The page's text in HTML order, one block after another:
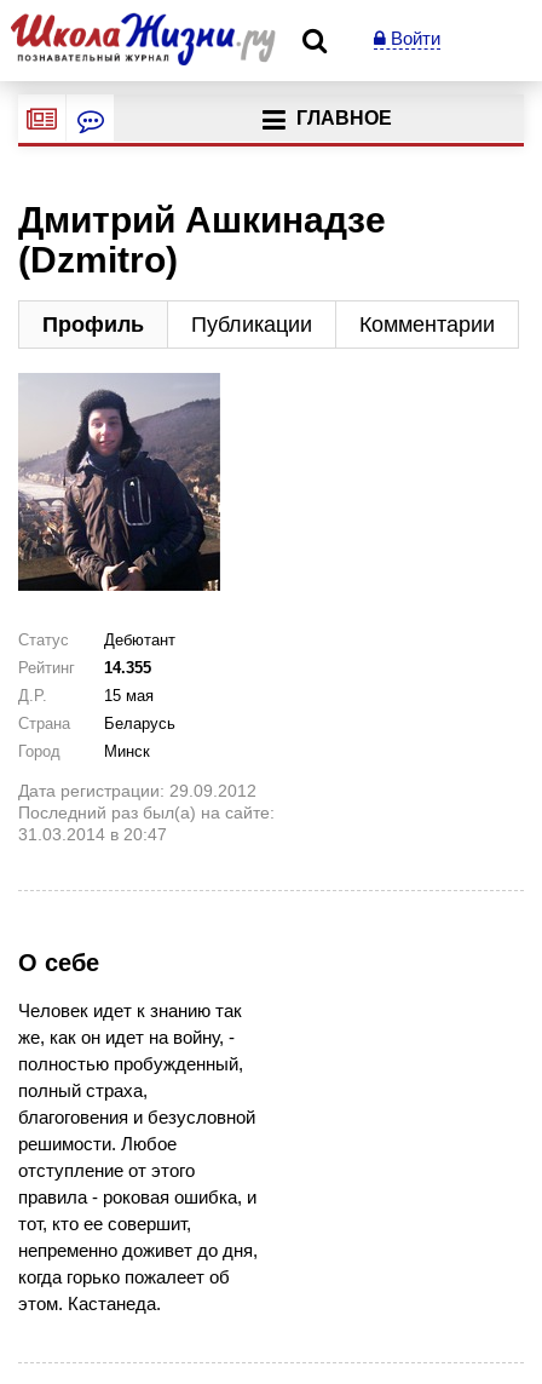
Войти
ГЛАВНОЕ
Дмитрий Ашкинадзе
(Dzmitro)
Профиль Публикации Комментарии
Статус
Дебютант
Рейтинг
14.355
Д.Р.
15 мая
Страна
Беларусь
Город
Минск
Дата регистрации: 29.09.2012
Последний раз был(а) на сайте:
31.03.2014 в 20:47
О себе
Человек идет к знанию так
же, как он идет на войну, -
полностью пробужденный,
полный страха,
благоговения и безусловной
решимости. Любое
отступление от этого
правила - роковая ошибка, и
тот, кто ее совершит,
непременно доживет до дня,
когда горько пожалеет об
этом. Кастанеда.